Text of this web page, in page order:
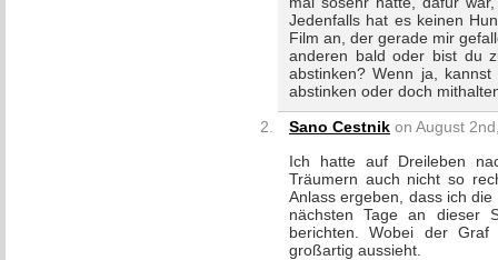
Jedenfalls hat es keinen
Film an, der gerade mir
anderen bald oder bist du
abstinken? Wenn ja,
abstinken oder doch
Sano Cestnik on August
Ich hatte auf Dreileben
Träumern auch nicht so
Anlass ergeben, dass ich
nächsten Tage an dieser
berichten. Wobei der
großartig aussieht.